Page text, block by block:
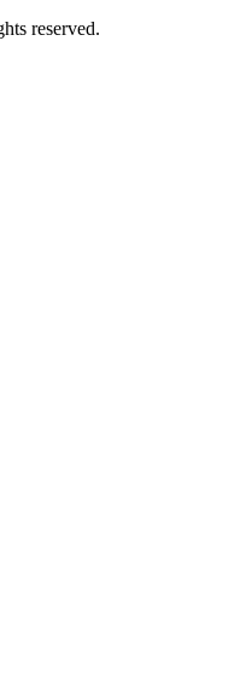
reserved.